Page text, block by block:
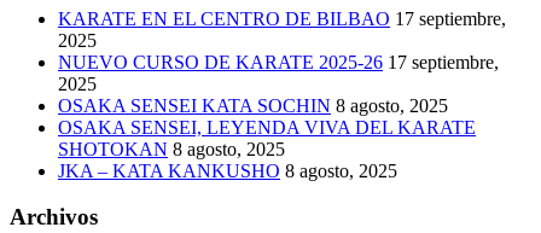
KARATE EN EL CENTRO DE BILBAO 17 septiembre,
2025
NUEVO CURSO DE KARATE 2025-26 17 septiembre,
2025
OSAKA SENSEI KATA SOCHIN 8 agosto, 2025
OSAKA SENSEI, LEYENDA VIVA DEL KARATE
SHOTOKAN 8 agosto, 2025
JKA – KATA KANKUSHO 8 agosto, 2025
Archivos